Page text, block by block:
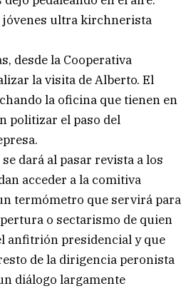
jóvenes ultra kirchnerista
desde la Cooperativa
la visita de Alberto. El
la oficina que tienen en
politizar el paso del
dará al pasar revista a los
acceder a la comitiva
termómetro que servirá para
o sectarismo de quien
anfitrión presidencial y que
de la dirigencia peronista
diálogo largamente